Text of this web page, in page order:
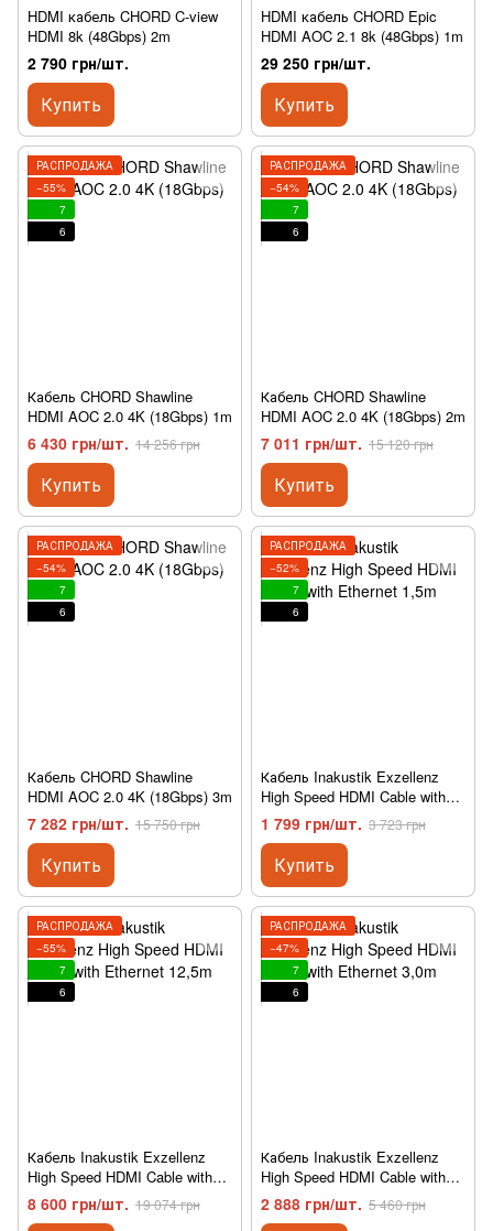
HDMI кабель CHORD C-view
HDMI 8k (48Gbps) 2m
2 790 грн/шт.
Купить
HDMI кабель CHORD Epic
HDMI AOC 2.1 8k (48Gbps) 1m
29 250 грн/шт.
Купить
РАСПРОДАЖА
−55%
7
6
Кабель CHORD Shawline
HDMI AOC 2.0 4K (18Gbps) 1m
6 430 грн/шт. 14 256 грн
Купить
РАСПРОДАЖА
−54%
7
6
Кабель CHORD Shawline
HDMI AOC 2.0 4K (18Gbps) 2m
7 011 грн/шт. 15 120 грн
Купить
РАСПРОДАЖА
−54%
7
6
Кабель CHORD Shawline
HDMI AOC 2.0 4K (18Gbps) 3m
7 282 грн/шт. 15 750 грн
Купить
РАСПРОДАЖА
−52%
7
6
Кабель Inakustik Exzellenz
High Speed HDMI Cable with
Ethernet 1,5m
1 799 грн/шт. 3 723 грн
Купить
РАСПРОДАЖА
−55%
7
6
Кабель Inakustik Exzellenz
High Speed HDMI Cable with
Ethernet 12,5m
8 600 грн/шт. 19 074 грн
РАСПРОДАЖА
−47%
7
6
Кабель Inakustik Exzellenz
High Speed HDMI Cable with
Ethernet 3,0m
2 888 грн/шт. 5 460 грн